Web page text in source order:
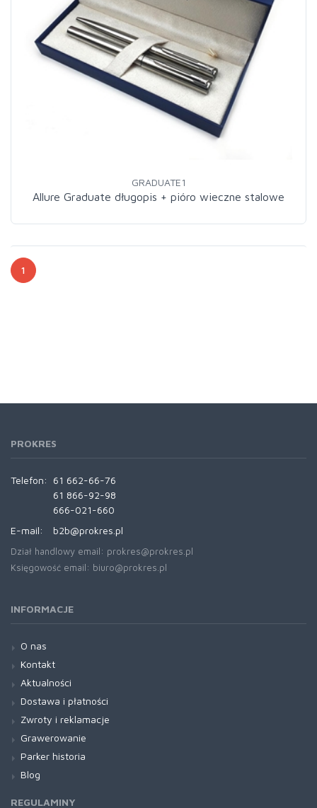
GRADUATE1
Allure Graduate długopis + pióro wieczne stalowe
1
PROKRES
Telefon:
61 662-66-76
61 866-92-98
666-021-660
E-mail:
b2b@prokres.pl
Dział handlowy email: prokres@prokres.pl
Księgowość email: biuro@prokres.pl
INFORMACJE
O nas
Kontakt
Aktualności
Dostawa i płatności
Zwroty i reklamacje
Grawerowanie
Parker historia
Blog
REGULAMINY